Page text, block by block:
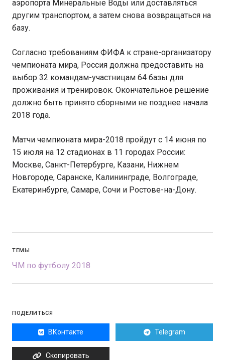
аэропорта Минеральные Воды или доставляться
другим транспортом, а затем снова возвращаться на
базу.
Согласно требованиям ФИФА к стране-организатору
чемпионата мира, Россия должна предоставить на
выбор 32 командам-участницам 64 базы для
проживания и тренировок. Окончательное решение
должно быть принято сборными не позднее начала
2018 года.
Матчи чемпионата мира-2018 пройдут с 14 июня по
15 июля на 12 стадионах в 11 городах России:
Москве, Санкт-Петербурге, Казани, Нижнем
Новгороде, Саранске, Калининграде, Волгограде,
Екатеринбурге, Самаре, Сочи и Ростове-на-Дону.
ТЕМЫ
ЧМ по футболу 2018
ПОДЕЛИТЬСЯ
ВКонтакте Telegram
Скопировать